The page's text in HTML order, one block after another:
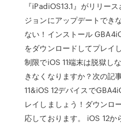
『iPadiOS13.1』がリリー
ジョンにアップデートでき
ない！インストール
をダウンロードしてプレイ
制限でiOS 11端末は脱獄し
きなくなりますか？次の記
11&iOS 12デバイスで
レイしましょう！ダウンロ
応しております。 iOS 12か